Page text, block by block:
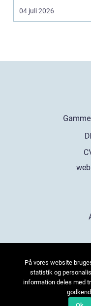
04 juli 2026
På vores website
statistik og
information deles med